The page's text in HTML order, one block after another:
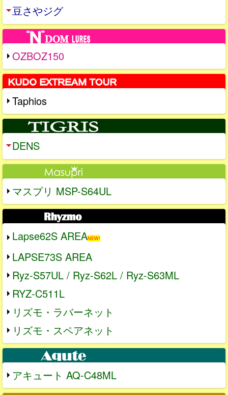
豆さやジグ
OZBOZ150
Taphios
DENS
マスプリ MSP-S64UL
Lapse62S AREANEW!
LAPSE73S AREA
Ryz-S57UL / Ryz-S62L / Ryz-S63ML
RYZ-C511L
リズモ・ラバーネット
リズモ・スペアネット
アキュート AQ-C48ML